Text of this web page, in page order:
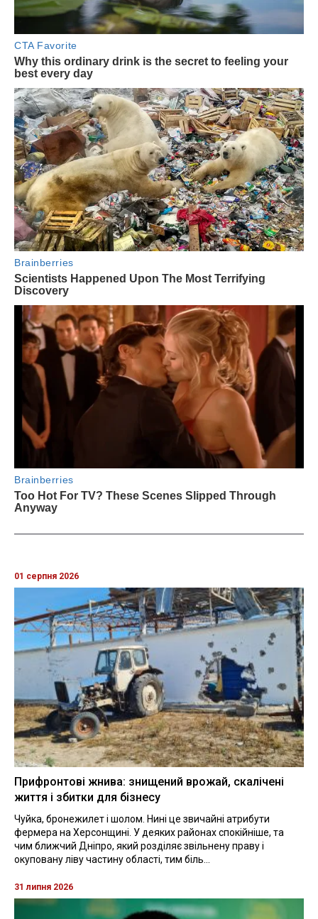
01 серпня 2026
Прифронтові жнива: знищений врожай, скалічені
життя і збитки для бізнесу
Чуйка, бронежилет і шолом. Нині це звичайні атрибути
фермера на Херсонщині. У деяких районах спокійніше, та
чим ближчий Дніпро, який розділяє звільнену праву і
окуповану ліву частину області, тим біль...
31 липня 2026